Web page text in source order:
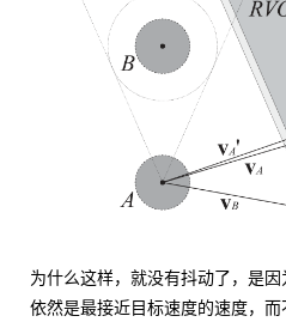
为什么这样，就没有抖动了，是因
依然是最接近目标速度的速度，